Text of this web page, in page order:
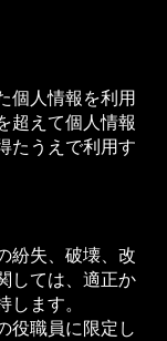
個人情報を利用
超えて個人情報
たうえで利用す
紛失、破壊、改
しては、適正か
ます。
役職員に限定し